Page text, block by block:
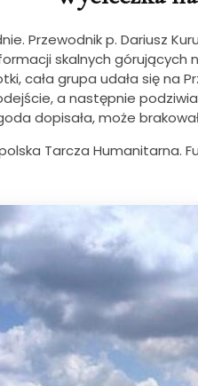
Przewodnik p. Dariusz
skalnych
cała grupa udała się na
a następnie
dopisała, może
Tarcza Humanitarna.